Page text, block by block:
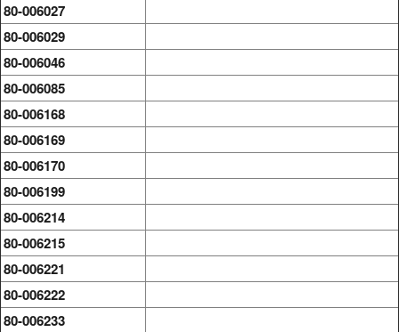
80-006027
80-006029
80-006046
80-006085
80-006168
80-006169
80-006170
80-006199
80-006214
80-006215
80-006221
80-006222
80-006233